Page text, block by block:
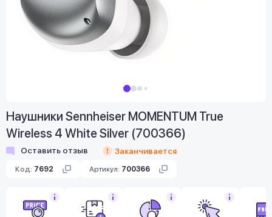
Наушники Sennheiser MOMENTUM True
Wireless 4 White Silver (700366)
Оставить отзыв Заканчивается
Код: 7692 Артикул: 700366